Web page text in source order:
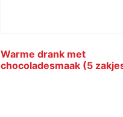
Warme drank met
chocoladesmaak (5